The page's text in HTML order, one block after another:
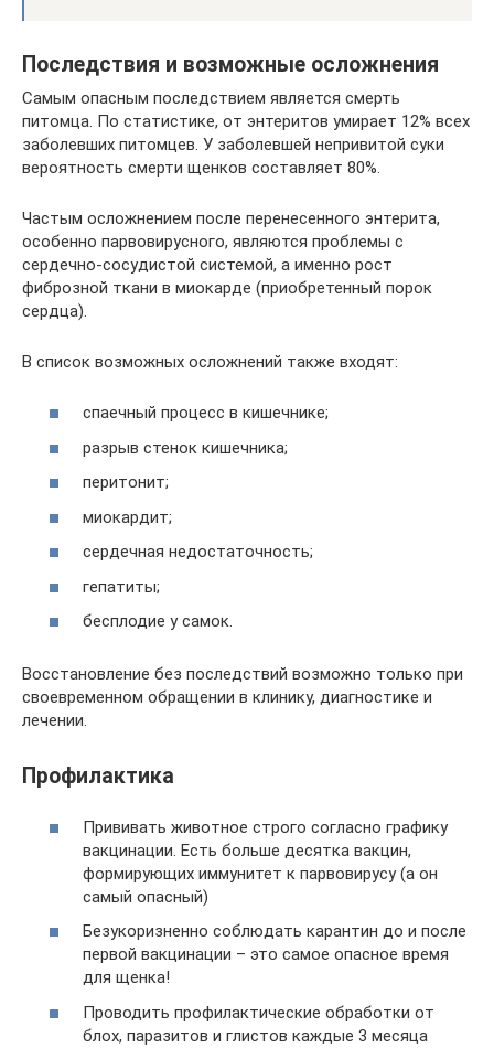
Последствия и возможные осложнения
Самым опасным последствием является смерть
питомца. По статистике, от энтеритов умирает 12% всех
заболевших питомцев. У заболевшей непривитой суки
вероятность смерти щенков составляет 80%.
Частым осложнением после перенесенного энтерита,
особенно парвовирусного, являются проблемы с
сердечно-сосудистой системой, а именно рост
фиброзной ткани в миокарде (приобретенный порок
сердца).
В список возможных осложнений также входят:
спаечный процесс в кишечнике;
разрыв стенок кишечника;
перитонит;
миокардит;
сердечная недостаточность;
гепатиты;
бесплодие у самок.
Восстановление без последствий возможно только при
своевременном обращении в клинику, диагностике и
лечении.
Профилактика
Прививать животное строго согласно графику
вакцинации. Есть больше десятка вакцин,
формирующих иммунитет к парвовирусу (а он
самый опасный)
Безукоризненно соблюдать карантин до и после
первой вакцинации – это самое опасное время
для щенка!
Проводить профилактические обработки от
блох, паразитов и глистов каждые 3 месяца